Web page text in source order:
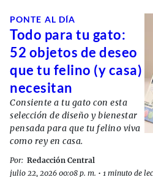
PONTE AL DÍA
Todo para tu gato:
52 objetos de deseo
que tu felino (y casa)
necesitan
Consiente a tu gato con esta
selección de diseño y bienestar
pensada para que tu felino viva
como rey en casa.
Por: Redacción Central
julio 22, 2026 00:08 p. m. • 1 minuto de